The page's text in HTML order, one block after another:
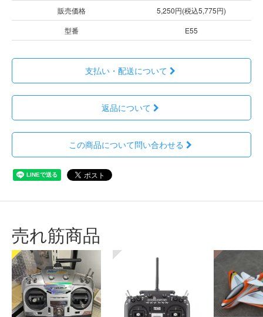
販売価格
5,250円(税込5,775円)
型番
E55
支払い・配送について
返品について
この商品について問い合わせる
売れ筋商品